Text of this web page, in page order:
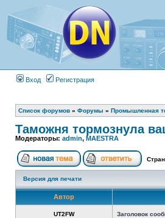
Вход Регистрация
Список форумов » Форумы » Промышленная
Таможня тормознула
Модераторы: admin, MAESTRA
Версия для печати
Автор
UT2FW Заголовок